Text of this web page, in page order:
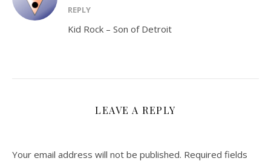
REPLY
Kid Rock – Son of Detroit
LEAVE A REPLY
Your email address will not be published. Required fields